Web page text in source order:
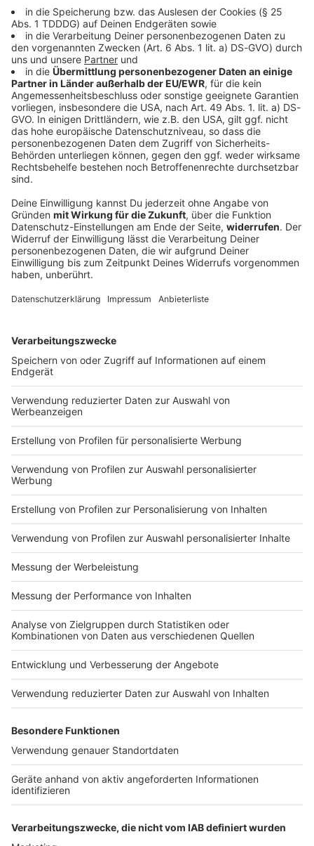
Sport
chancenlos
Kurz vor der sehnsüchtig erwarteten Ventoux-Etappe
mischt Liane Lippert vorn mit am sechsten Tag der
Tour. Doch im Sprint reicht es nicht für ihren
DEINE GEMERKTEN ARTIKEL
Du hast dir noch keine Artikel gemerkt
Markiere sie hierfür mit einem
Impressum
Nutzungsbedingungen
Jobs
Presse
Werben
Archiv
ANTENNE BAYERN GROUP
Stiftung ANTENNE BAYERN
hilft
Teilnahmebedingungen
Kontakt
Studio-Hotline
Verkehrs-Hotline
Newsletter